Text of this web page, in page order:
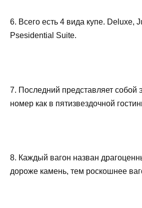
6. Всего есть 4 вида купе. Deluxe,
Psesidential Suite.
7. Последний представляет собой
номер как в пятизвездочной
8. Каждый вагон назван
дороже камень, тем роскошнее